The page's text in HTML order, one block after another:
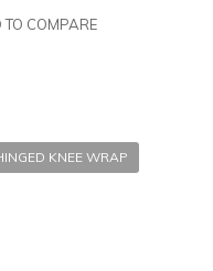
COMPARE
KNEE WRAP